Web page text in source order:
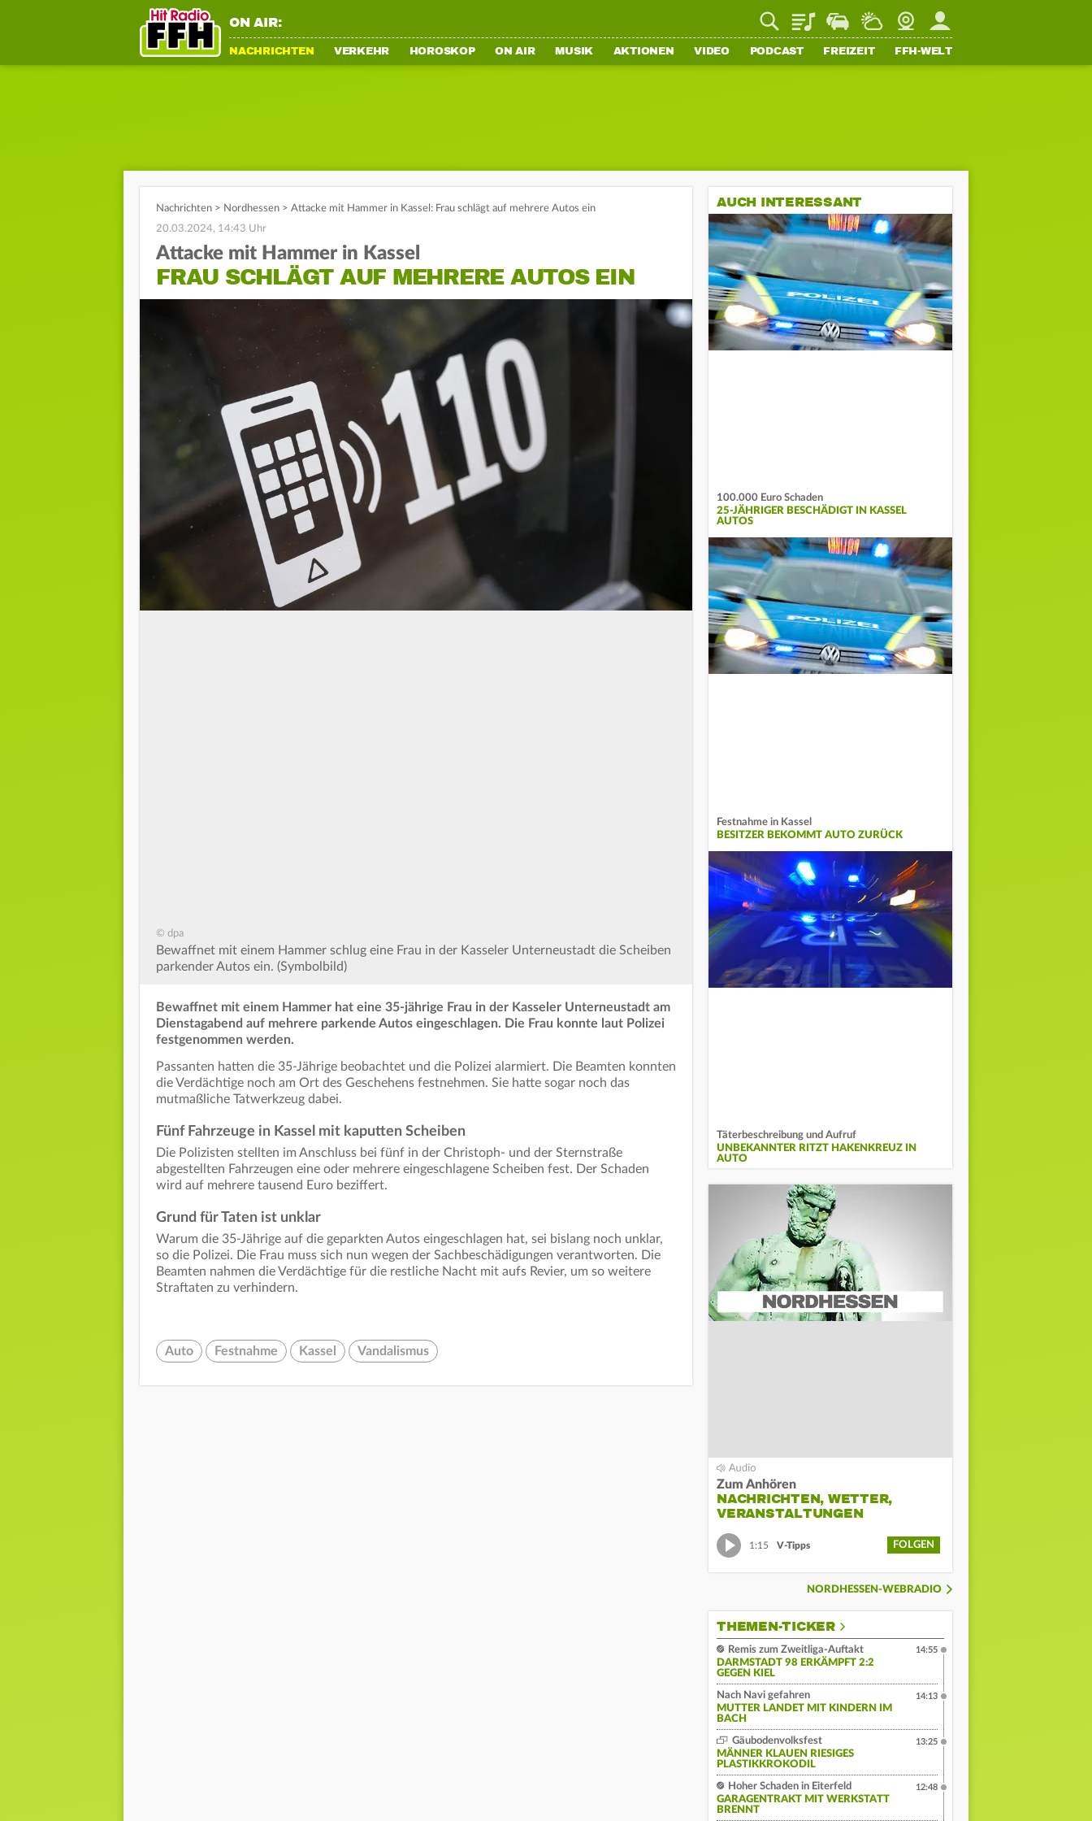
ON AIR: PlaylistStaupilotWetterWebcamMein FFH
NACHRICHTEN VERKEHR HOROSKOP ON AIR MUSIK AKTIONEN VIDEO PODCAST FREIZEIT FFH-WELT
Nachrichten > Nordhessen > Attacke mit Hammer in Kassel: Frau schlägt auf mehrere Autos ein
20.03.2024, 14:43 Uhr
Attacke mit Hammer in Kassel
FRAU SCHLÄGT AUF MEHRERE AUTOS EIN
© dpa
Bewaffnet mit einem Hammer schlug eine Frau in der Kasseler Unterneustadt die Scheiben
parkender Autos ein. (Symbolbild)
Bewaffnet mit einem Hammer hat eine 35-jährige Frau in der Kasseler Unterneustadt am
Dienstagabend auf mehrere parkende Autos eingeschlagen. Die Frau konnte laut Polizei
festgenommen werden.
Passanten hatten die 35-Jährige beobachtet und die Polizei alarmiert. Die Beamten konnten
die Verdächtige noch am Ort des Geschehens festnehmen. Sie hatte sogar noch das
mutmaßliche Tatwerkzeug dabei.
Fünf Fahrzeuge in Kassel mit kaputten Scheiben
Die Polizisten stellten im Anschluss bei fünf in der Christoph- und der Sternstraße
abgestellten Fahrzeugen eine oder mehrere eingeschlagene Scheiben fest. Der Schaden
wird auf mehrere tausend Euro beziffert.
Grund für Taten ist unklar
Warum die 35-Jährige auf die geparkten Autos eingeschlagen hat, sei bislang noch unklar,
so die Polizei. Die Frau muss sich nun wegen der Sachbeschädigungen verantworten. Die
Beamten nahmen die Verdächtige für die restliche Nacht mit aufs Revier, um so weitere
Straftaten zu verhindern.
Auto Festnahme Kassel Vandalismus
AUCH INTERESSANT
100.000 Euro Schaden
25-JÄHRIGER BESCHÄDIGT IN KASSEL
AUTOS
Festnahme in Kassel
BESITZER BEKOMMT AUTO ZURÜCK
Täterbeschreibung und Aufruf
UNBEKANNTER RITZT HAKENKREUZ IN
AUTO
Zum Anhören
NACHRICHTEN, WETTER,
VERANSTALTUNGEN
1:15 V-Tipps FOLGEN
NORDHESSEN-WEBRADIO
THEMEN-TICKER
Remis zum Zweitliga-Auftakt
DARMSTADT 98 ERKÄMPFT 2:2
GEGEN KIEL
14:55
Nach Navi gefahren
MUTTER LANDET MIT KINDERN IM
BACH
14:13
Gäubodenvolksfest
MÄNNER KLAUEN RIESIGES
PLASTIKKROKODIL
13:25
Hoher Schaden in Eiterfeld
GARAGENTRAKT MIT WERKSTATT
BRENNT
12:48